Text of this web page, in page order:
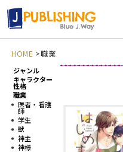
JA
レーベルから探す
HOME >職業
ジャンル
キャラクター
性格
職業
医者・看護
師
学生
獣
神主
神様